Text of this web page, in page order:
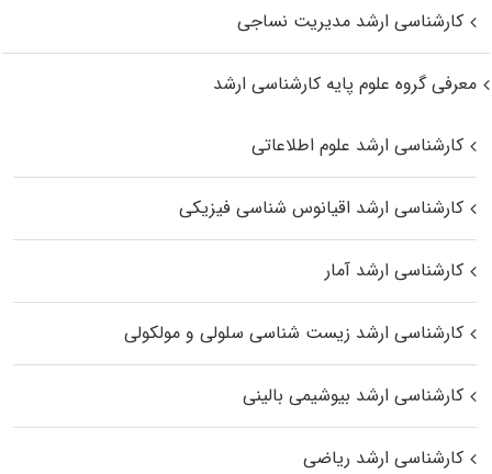
کارشناسی ارشد مدیریت نساجی
معرفی گروه علوم پایه کارشناسی ارشد
کارشناسی ارشد علوم اطلاعاتی
کارشناسی ارشد اقیانوس‌ شناسی فیزیکی
کارشناسی ارشد آمار
کارشناسی ارشد زیست شناسی سلولی و مولکولی
کارشناسی ارشد بیوشیمی بالینی
کارشناسی ارشد ریاضی